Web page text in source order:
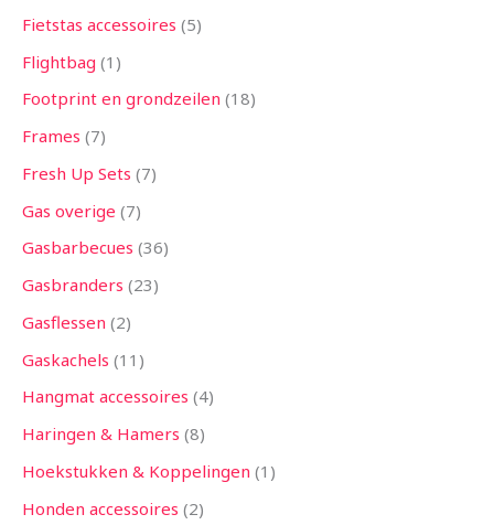
Fietstas accessoires 5
Flightbag 1
Footprint en grondzeilen 18
Frames 7
Fresh Up Sets 7
Gas overige 7
Gasbarbecues 36
Gasbranders 23
Gasflessen 2
Gaskachels 11
Hangmat accessoires 4
Haringen & Hamers 8
Hoekstukken & Koppelingen 1
Honden accessoires 2